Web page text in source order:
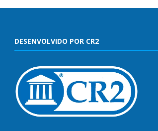
DESENVOLVIDO POR CR2